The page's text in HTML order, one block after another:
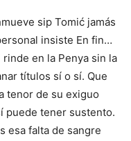
sip Tomić jamás
insiste En fin…
en la Penya sin la
títulos sí o sí. Que
tenor de su exiguo
puede tener sustento.
esa falta de sangre